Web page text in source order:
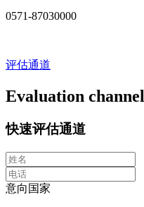
0571-87030000
评估通道
Evaluation channel
快速评估通道
意向国家